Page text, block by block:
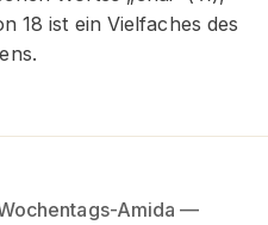
18 ist ein Vielfaches des
Amida —